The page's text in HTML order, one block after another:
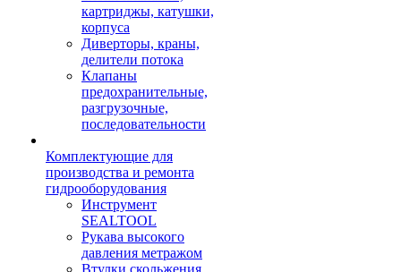
картриджы, катушки,
корпуса
Диверторы, краны,
делители потока
Клапаны
предохранительные,
разгрузочные,
последовательности
Комплектующие для
производства и ремонта
гидрооборудования
Инструмент
SEALTOOL
Рукава высокого
давления метражом
Втулки скольжения